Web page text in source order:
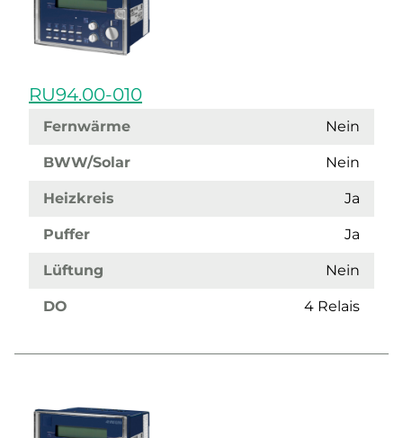
RU94.00-010
Fernwärme Nein
BWW/Solar Nein
Heizkreis Ja
Puffer Ja
Lüftung Nein
DO 4 Relais